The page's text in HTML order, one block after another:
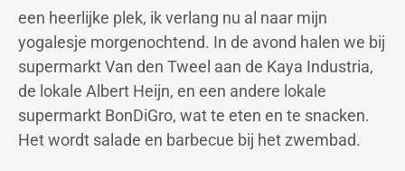
een heerlijke plek, ik verlang nu al naar mijn
yogalesje morgenochtend. In de avond halen we bij
supermarkt Van den Tweel aan de Kaya Industria,
de lokale Albert Heijn, en een andere lokale
supermarkt BonDiGro, wat te eten en te snacken.
Het wordt salade en barbecue bij het zwembad.